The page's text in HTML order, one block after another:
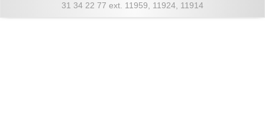
31 34 22 77 ext. 11959, 11924, 11914